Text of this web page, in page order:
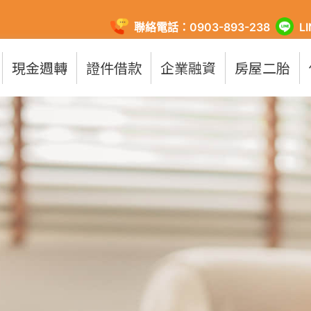
聯絡電話：0903-893-238
現金週轉 證件借款 企業融資 房屋二胎